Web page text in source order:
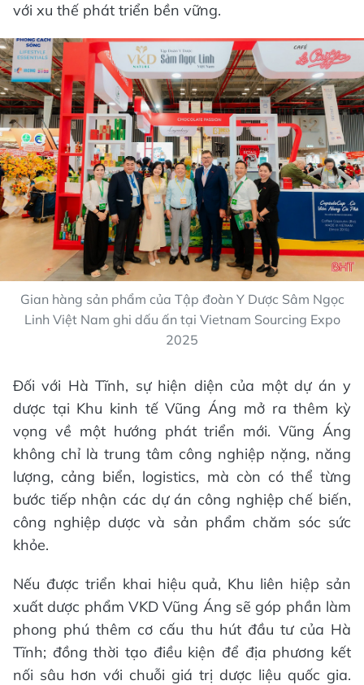
với xu thế phát triển bền vững.
Gian hàng sản phẩm của Tập đoàn Y Dược Sâm Ngọc
Linh Việt Nam ghi dấu ấn tại Vietnam Sourcing Expo
2025
Đối với Hà Tĩnh, sự hiện diện của một dự án y
dược tại Khu kinh tế Vũng Áng mở ra thêm kỳ
vọng về một hướng phát triển mới. Vũng Áng
không chỉ là trung tâm công nghiệp nặng, năng
lượng, cảng biển, logistics, mà còn có thể từng
bước tiếp nhận các dự án công nghiệp chế biến,
công nghiệp dược và sản phẩm chăm sóc sức
khỏe.
Nếu được triển khai hiệu quả, Khu liên hiệp sản
xuất dược phẩm VKD Vũng Áng sẽ góp phần làm
phong phú thêm cơ cấu thu hút đầu tư của Hà
Tĩnh; đồng thời tạo điều kiện để địa phương kết
nối sâu hơn với chuỗi giá trị dược liệu quốc gia.